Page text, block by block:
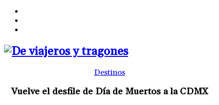
Destinos
Vuelve el desfile de Día de Muertos a la CDMX